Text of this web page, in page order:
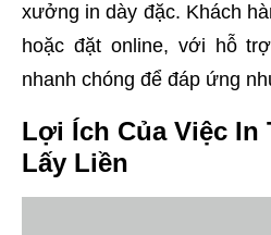
xưởng in dày đặc. Khách
hoặc đặt online, với hỗ
nhanh chóng để đáp ứng
Lợi Ích Của Việc In
Lấy Liền